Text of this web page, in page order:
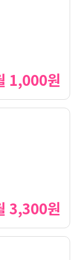
1,000원
3,300원